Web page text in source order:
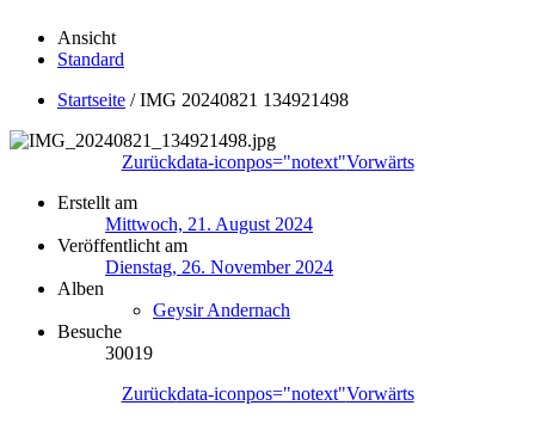
Ansicht
Standard
Startseite /IMG 20240821 134921498
Zurückdata-iconpos="notext"Vorwärts
Erstellt am
Mittwoch, 21. August 2024
Veröffentlicht am
Dienstag, 26. November 2024
Alben
Geysir Andernach
Besuche
30019
Zurückdata-iconpos="notext"Vorwärts